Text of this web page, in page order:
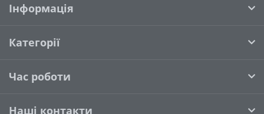
Інформація
Категорії
Час роботи
Наші контакти